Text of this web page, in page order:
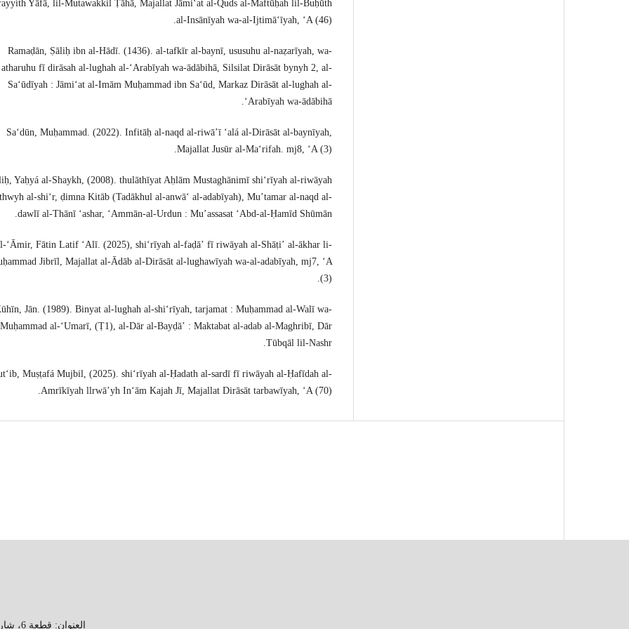
Yāfā, lil-Mutawakkil Ṭāhā, Majallat Jāmiʻat al-Quds al-Maftūḥah lil-Buḥūth
al-Insānīyah wa-al-Ijtimāʻīyah, ʻA (46).
Ramaḍān, Ṣāliḥ ibn al-Hādī. (1436). al-tafkīr al-baynī, ususuhu al-naẓarīyah, wa-
atharuhu fī dirāsah al-lughah al-ʻArabīyah wa-ādābihā, Silsilat Dirāsāt bynyh 2, al-
Saʻūdīyah : Jāmiʻat al-Imām Muḥammad ibn Saʻūd, Markaz Dirāsāt al-lughah al-
ʻArabīyah wa-ādābihā.
Saʻdūn, Muḥammad. (2022). Infitāḥ al-naqd al-riwāʼī ʻalá al-Dirāsāt al-baynīyah,
Majallat Jusūr al-Maʻrifah. mj8, ʻA (3).
Yaḥyá al-Shaykh, (2008). thulāthīyat Aḥlām Mustaghānimī shiʻrīyah al-riwāyah
al-shiʻr, ḍimna Kitāb (Tadākhul al-anwāʻ al-adabīyah), Muʼtamar al-naqd al-
dawlī al-Thānī ʻashar, ʻAmmān-al-Urdun : Muʼassasat ʻAbd-al-Ḥamīd Shūmān.
ʻĀmir, Fātin Latif ʻAlī. (2025), shiʻrīyah al-faḍāʼ fī riwāyah al-Shāṭiʼ al-ākhar li-
Jibrīl, Majallat al-Ādāb al-Dirāsāt al-lughawīyah wa-al-adabīyah, mj7, ʻA
(3).
Jān. (1989). Binyat al-lughah al-shiʻrīyah, tarjamat : Muḥammad al-Walī wa-
Muḥammad al-ʻUmarī, (Ṭ1), al-Dār al-Bayḍāʼ : Maktabat al-adab al-Maghribī, Dār
Tūbqāl lil-Nashr.
Muṣṭafá Mujbil, (2025). shiʻrīyah al-Ḥadath al-sardī fī riwāyah al-Ḥafīdah al-
Amrīkīyah llrwāʼyh Inʻām Kajah Jī, Majallat Dirāsāt tarbawīyah, ʻA (70).
العنوان: قطعة 6، شارع 15، منطقة جابر العلي، محافظة الأحمدي، دولة الكويت